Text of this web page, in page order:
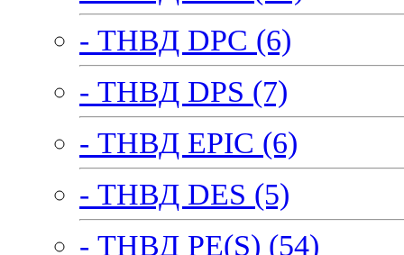
- ТНВД DPC (6)
- ТНВД DPS (7)
- ТНВД EPIC (6)
- ТНВД DES (5)
- ТНВД PE(S) (54)